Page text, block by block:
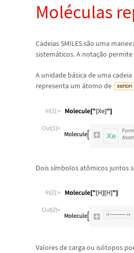
Moléculas
Cadeias SMILES são uma
sistemáticos. A notação permite
A unidade básica de uma cadeia
representa um átomo de
In[1]:=
Out[1]=
Dois símbolos atômicos juntos
In[2]:=
Out[2]=
Valores de carga ou isótopos